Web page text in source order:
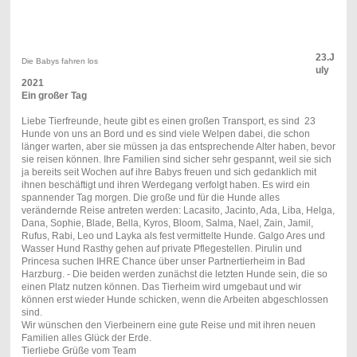
Die Babys fahren los
23.J
uly
2021
Ein großer Tag
Liebe Tierfreunde, heute gibt es einen großen Transport, es sind 23
Hunde von uns an Bord und es sind viele Welpen dabei, die schon
länger warten, aber sie müssen ja das entsprechende Alter haben, bevor
sie reisen können. Ihre Familien sind sicher sehr gespannt, weil sie sich
ja bereits seit Wochen auf ihre Babys freuen und sich gedanklich mit
ihnen beschäftigt und ihren Werdegang verfolgt haben. Es wird ein
spannender Tag morgen. Die große und für die Hunde alles
verändernde Reise antreten werden: Lacasito, Jacinto, Ada, Liba, Helga,
Dana, Sophie, Blade, Bella, Kyros, Bloom, Salma, Nael, Zain, Jamil,
Rufus, Rabi, Leo und Layka als fest vermittelte Hunde. Galgo Ares und
Wasser Hund Rasthy gehen auf private Pflegestellen. Pirulin und
Princesa suchen IHRE Chance über unser Partnertierheim in Bad
Harzburg. - Die beiden werden zunächst die letzten Hunde sein, die so
einen Platz nutzen können. Das Tierheim wird umgebaut und wir
können erst wieder Hunde schicken, wenn die Arbeiten abgeschlossen
sind.
Wir wünschen den Vierbeinern eine gute Reise und mit ihren neuen
Familien alles Glück der Erde.
Tierliebe Grüße vom Team